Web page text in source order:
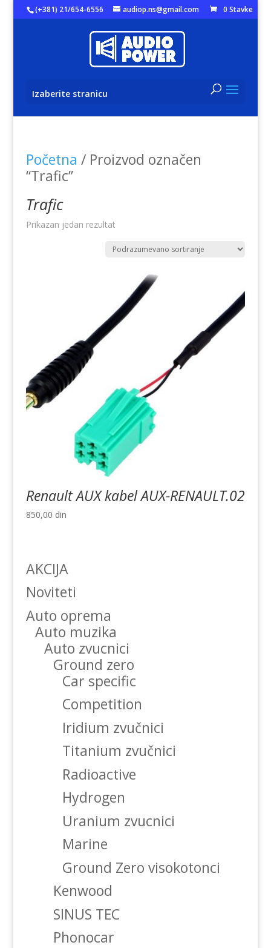
(+381) 21/654-6556 audiop.ns@gmail.com 0 Stavke
Izaberite stranicu
Početna / Proizvod označen
“Trafic”
Trafic
Prikazan jedan rezultat
Renault AUX kabel AUX-RENAULT.02
850,00 din
AKCIJA
Noviteti
Auto oprema
Auto muzika
Auto zvucnici
Ground zero
Car specific
Competition
Iridium zvučnici
Titanium zvučnici
Radioactive
Hydrogen
Uranium zvucnici
Marine
Ground Zero visokotonci
Kenwood
SINUS TEC
Phonocar